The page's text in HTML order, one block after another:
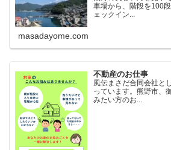
車場から、階段を100
ェックイン...
masadayome.com
不動産のお仕事
風伝まさだ合同会社と
っています。熊野市、
みたい方のお...